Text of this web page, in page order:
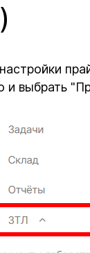
и выбрать